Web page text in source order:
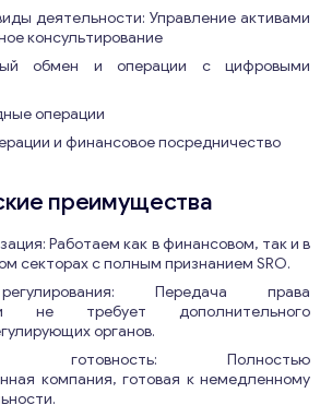
деятельности: Управление активами
консультирование
обмен и операции с цифровыми
операции
и финансовое посредничество
преимущества
Работаем как в финансовом, так и в
секторах с полным признанием SRO.
Передача права
не требует дополнительного
органов.
готовность: Полностью
компания, готовая к немедленному